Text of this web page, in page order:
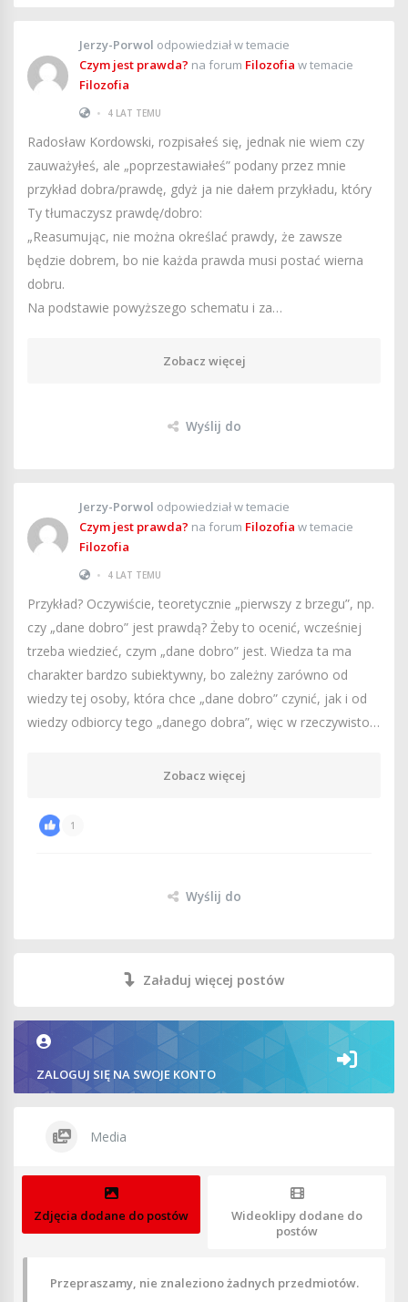
Jerzy-Porwol odpowiedział w temacie
Czym jest prawda? na forum Filozofia w temacie
Filozofia
•
4 LAT TEMU
Radosław Kordowski, rozpisałeś się, jednak nie wiem czy
zauważyłeś, ale „poprzestawiałeś” podany przez mnie
przykład dobra/prawdę, gdyż ja nie dałem przykładu, który
Ty tłumaczysz prawdę/dobro:
„Reasumując, nie można określać prawdy, że zawsze
będzie dobrem, bo nie każda prawda musi postać wierna
dobru.
Na podstawie powyższego schematu i za…
Zobacz więcej
Wyślij do
Jerzy-Porwol odpowiedział w temacie
Czym jest prawda? na forum Filozofia w temacie
Filozofia
•
4 LAT TEMU
Przykład? Oczywiście, teoretycznie „pierwszy z brzegu”, np.
czy „dane dobro” jest prawdą? Żeby to ocenić, wcześniej
trzeba wiedzieć, czym „dane dobro” jest. Wiedza ta ma
charakter bardzo subiektywny, bo zależny zarówno od
wiedzy tej osoby, która chce „dane dobro” czynić, jak i od
wiedzy odbiorcy tego „danego dobra”, więc w rzeczywisto…
Zobacz więcej
1
Wyślij do
Załaduj więcej postów
ZALOGUJ SIĘ NA SWOJE KONTO
Media
Zdjęcia dodane do postów
Wideoklipy dodane do
postów
Przepraszamy, nie znaleziono żadnych przedmiotów.